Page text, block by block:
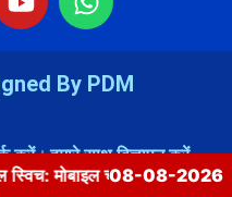
By PDM
करें हमारे साथ विज्ञापन करें
हैक होने पर डेटा बचाने का आसान
08-08-2026